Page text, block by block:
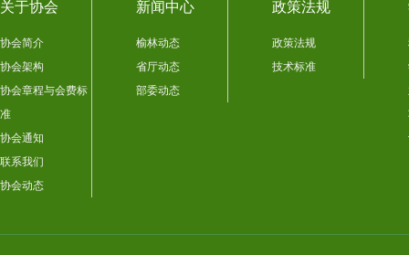
关于协会
协会简介
协会架构
协会章程与会费标
准
协会通知
联系我们
协会动态
新闻中心
榆林动态
省厅动态
部委动态
政策法规
政策法规
技术标准